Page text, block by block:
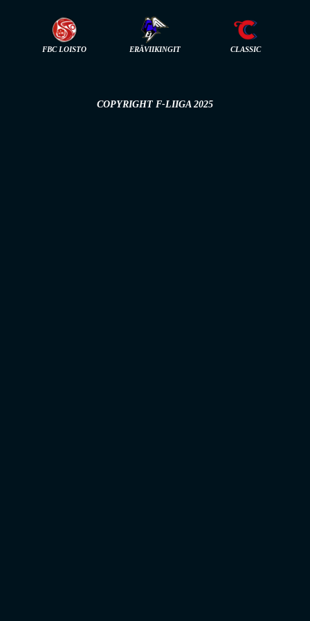
FBC LOISTO ERÄVIIKINGIT CLASSIC
COPYRIGHT F-LIIGA 2025